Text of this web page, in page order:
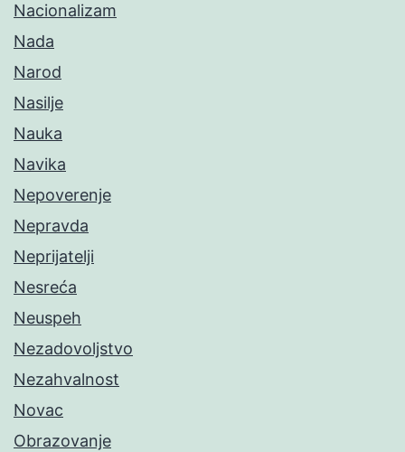
Nacionalizam
Nada
Narod
Nasilje
Nauka
Navika
Nepoverenje
Nepravda
Neprijatelji
Nesreća
Neuspeh
Nezadovoljstvo
Nezahvalnost
Novac
Obrazovanje